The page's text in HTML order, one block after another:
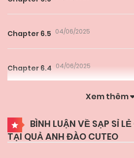
Chapter 6.5 04/06/2025
Chapter 6.4 04/06/2025
04/06/2025
Chapter 6.2 04/06/2025
Xem thêm
BÌNH LUẬN VỀ SẠP SỈ
TẠI QUẢ ANH ĐÀO CUTEO